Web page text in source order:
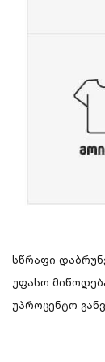
სწრაფი
უფასო
უპროცენტო